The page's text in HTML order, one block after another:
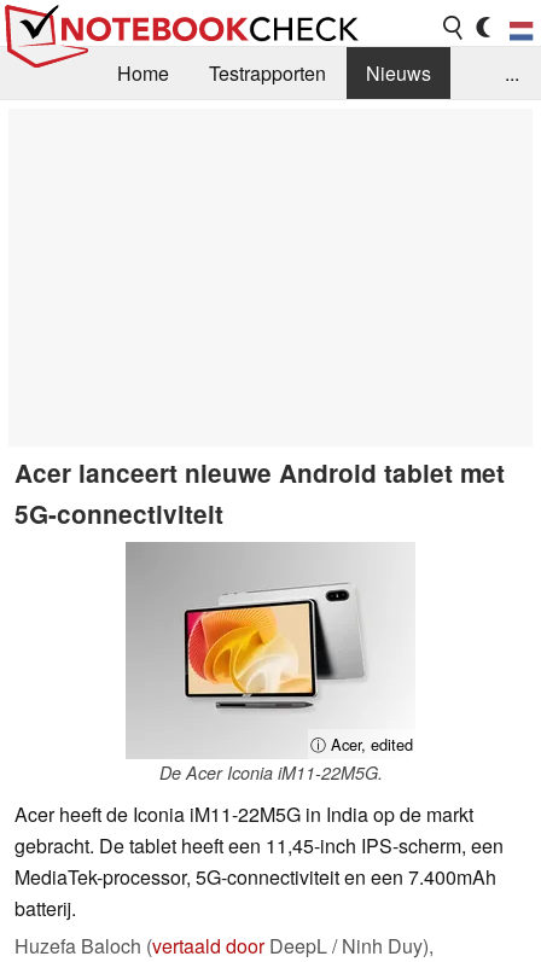
Home Testrapporten
Nieuws
...
Acer lanceert nieuwe Android tablet met
5G-connectiviteit
ⓘ Acer, edited
De Acer Iconia iM11-22M5G.
Acer heeft de Iconia iM11-22M5G in India op de markt
gebracht. De tablet heeft een 11,45-inch IPS-scherm, een
MediaTek-processor, 5G-connectiviteit en een 7.400mAh
batterij.
Huzefa Baloch (vertaald doorDeepL / Ninh Duy),